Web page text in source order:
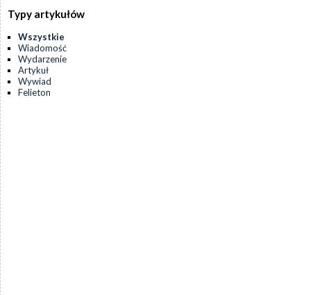
Typy artykułów
Wszystkie
Wiadomość
Wydarzenie
Artykuł
Wywiad
Felieton